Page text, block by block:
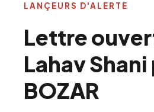
Lettre
Lahav
BOZAR
LANÇEURS D'ALERTE